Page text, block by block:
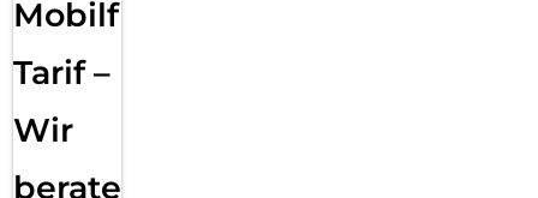
Mobilfunk
Tarif –
Wir
beraten